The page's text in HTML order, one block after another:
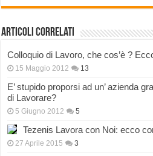
Articoli correlati
Colloquio di Lavoro, che cos’è ?
15 Maggio 2012 13
E’ stupido proporsi ad un’ azienda
di Lavorare?
5 Giugno 2012 5
Tezenis Lavora con Noi: ecco
27 Aprile 2015 3